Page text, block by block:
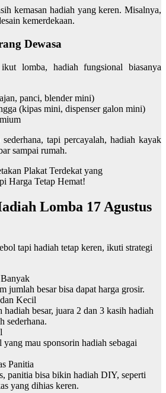
kemasan hadiah yang keren. Misalnya,
kemerdekaan.
Dewasa
lomba, hadiah fungsional biasanya
panci, blender mini)
(kipas mini, dispenser galon mini)
tapi percayalah, hadiah kayak
sampai rumah.
Plakat Terdekat yang
Harga Tetap Hemat!
Lomba 17 Agustus
tapi hadiah tetap keren, ikuti strategi
jumlah besar bisa dapat harga grosir.
Kecil
besar, juara 2 dan 3 kasih hadiah
sederhana.
mau sponsorin hadiah sebagai
Panitia
panitia bisa bikin hadiah DIY, seperti
yang dihias keren.